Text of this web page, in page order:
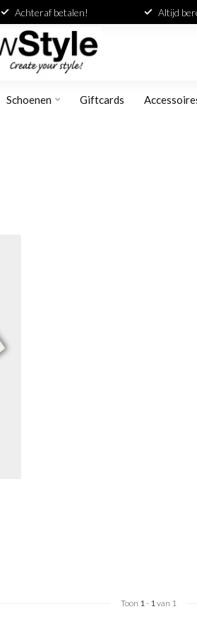
Achteraf betalen! Altijd
Schoenen Giftcards
Toon 1- 1van 1